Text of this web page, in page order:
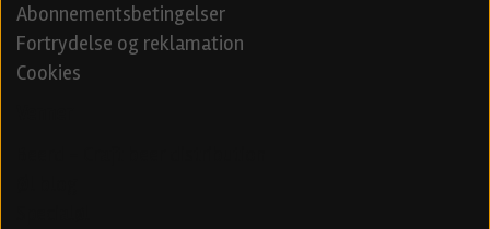
Abonnementsbetingelser
Fortrydelse og reklamation
Cookies